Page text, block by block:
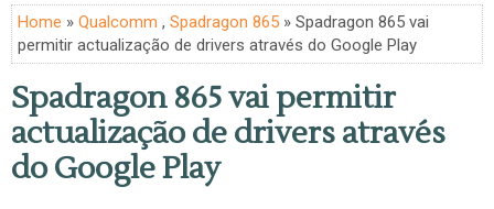
Home » Qualcomm , Spadragon 865 » Spadragon 865 vai
permitir actualização de drivers através do Google Play
Spadragon 865 vai permitir
actualização de drivers através
do Google Play